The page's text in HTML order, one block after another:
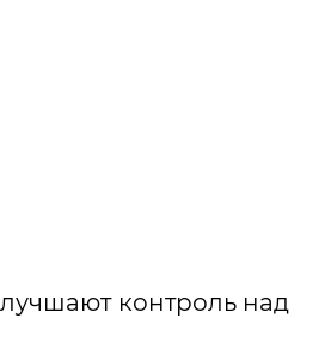
контроль над